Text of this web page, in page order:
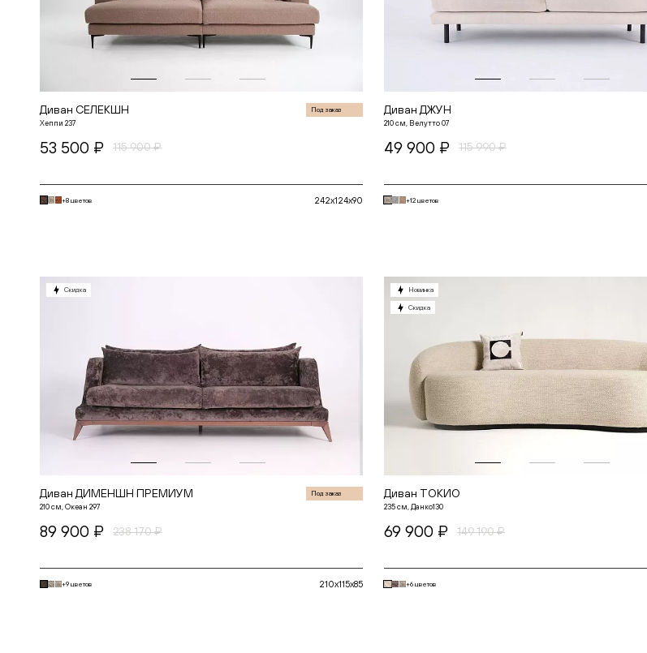
ЧЕСТЕР
Диван СЕЛЕКШН Под заказ
Хеппи 237
53 500 ₽ 115 900 ₽
+8 цветов 242x124x90
Диван ДЖУН
210 см, Велутто 07
49 900 ₽ 115 990 ₽
+12 цветов
Скидка
Диван ДИМЕНШН ПРЕМИУМ Под заказ
210 см, Океан 297
89 900 ₽ 238 170 ₽
+9 цветов 210x115x85
Новинка
Скидка
Диван ТОКИО
235 см, Данко130
69 900 ₽ 149 190 ₽
+6 цветов